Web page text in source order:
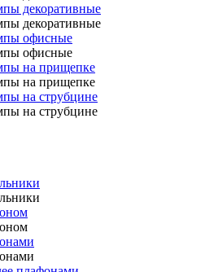
декоративные
декоративные
офисные
офисные
на прищепке
на прищепке
на струбцине
на струбцине